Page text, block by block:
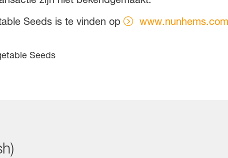
Seeds is te vinden op
www.nunhems.com
Seeds